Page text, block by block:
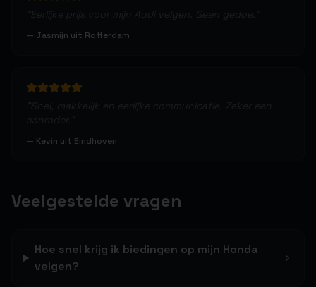
— Jasmijn uit Rotterdam
— Kevin uit Eindhoven
Veelgestelde vragen
Hoe snel krijg ik biedingen op mijn Honda
velgen?